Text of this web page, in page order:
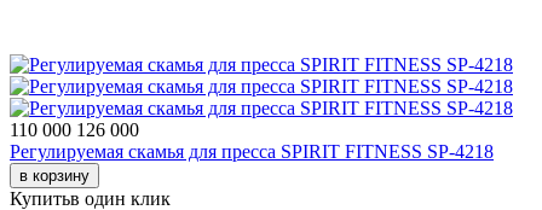
110 000 126 000
Регулируемая скамья для пресса SPIRIT FITNESS SP-4218
в корзину
Купитьв один клик